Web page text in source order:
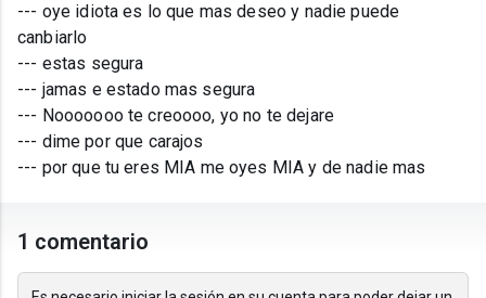
--- oye idiota es lo que mas deseo y nadie puede
canbiarlo
--- estas segura
--- jamas e estado mas segura
--- Nooooooo te creoooo, yo no te dejare
--- dime por que carajos
--- por que tu eres MIA me oyes MIA y de nadie mas
1 comentario